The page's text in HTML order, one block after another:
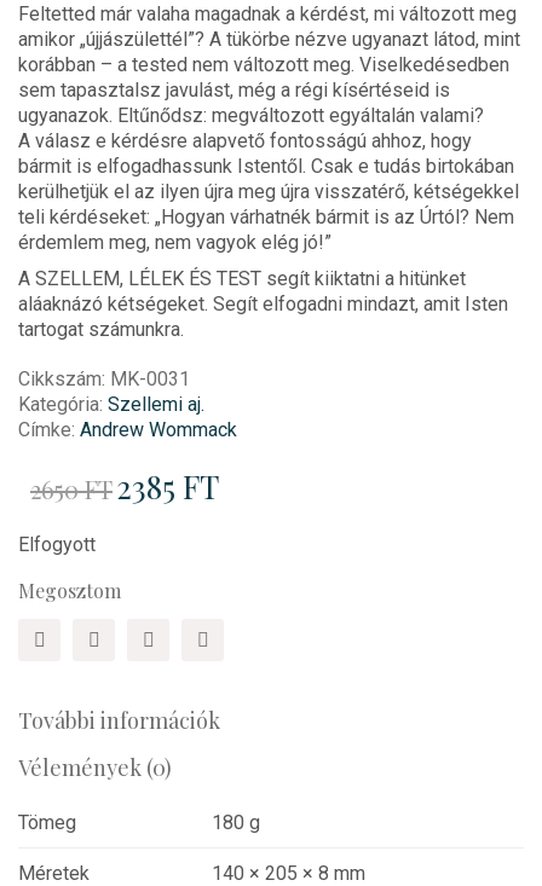
Feltetted már valaha magadnak a kérdést, mi változott meg
amikor „újjászülettél”? A tükörbe nézve ugyanazt látod, mint
korábban – a tested nem változott meg. Viselkedésedben
sem tapasztalsz javulást, még a régi kísértéseid is
ugyanazok. Eltűnődsz: megváltozott egyáltalán valami?
A válasz e kérdésre alapvető fontosságú ahhoz, hogy
bármit is elfogadhassunk Istentől. Csak e tudás birtokában
kerülhetjük el az ilyen újra meg újra visszatérő, kétségekkel
teli kérdéseket: „Hogyan várhatnék bármit is az Úrtól? Nem
érdemlem meg, nem vagyok elég jó!”
A SZELLEM, LÉLEK ÉS TEST segít kiiktatni a hitünket
aláaknázó kétségeket. Segít elfogadni mindazt, amit Isten
tartogat számunkra.
Cikkszám: MK-0031
Kategória: Szellemi aj.
Címke: Andrew Wommack
2650FT
Original
price
2385 FTCurrent
Elfogyott
Megosztom
További információk
Vélemények (0)
Tömeg 180 g
Méretek 140 × 205 × 8 mm